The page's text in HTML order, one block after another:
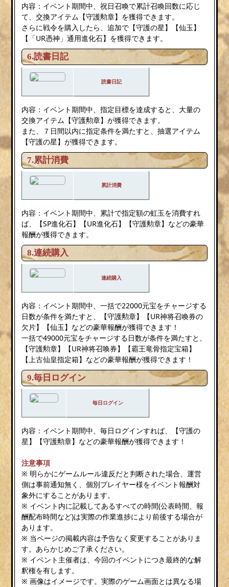
内容：イベント期間中、祝日召喚で累計召喚回数に応じ
て、交換アイテム【守護勲章】を獲得できます。
さらに戦令を購入したら、追加で【守護の星】【仙玉】
【「UR憑神」通用進化石】を獲得できます。
6.読書日記
読書日記
内容：イベント期間中、指定目標を達成すると、大量の
交換アイテム【守護勲章】が獲得できます。
また、７日間以内に指定条件を満たすと、抽選アイテム
【守護の星】が獲得できます。
7.累計消費
累計消費
内容：イベント期間中、累計で指定額の虹玉を消費すれ
ば、【SP進化石】【UR進化石】【守護勲章】などの豪華
報酬が獲得できます。
8.連続購入
連続購入
内容：イベント期間中、一括で22000元宝をチャージする
日数が条件を満たすと、【守護勲章】【UR神将召喚券の
欠片】【仙玉】などの豪華報酬が獲得できます！
一括で49000元宝をチャージする日数が条件を満たすと、
【守護勲章】【UR神将召唤券】【霸王竜骨指定宝箱】
【上古仙皇指定箱】などの豪華報酬が獲得できます！
9.毎日ログイン
毎日ログイン
内容：イベント期間中、毎日ログインすれば、【守護の
星】【守護勲章】などの豪華報酬が獲得できます！
注意事項
※ 明らかにゲームルール違反だと判断された場合、運営
側は事前通知無く、個別プレイヤー様をイベント報酬対
象外にすることがあります。
※ イベント内に記載してあるすべての時間(公表時間、報
酬配布時間など)は実際の作業進捗により前後する場合が
あります。
※ 当ページの掲載内容は予告なく変更することがありま
す。あらかじめご了承ください。
※ イベント主催者は、今回のイベントにつき最終的な解
釈権を有します。
※ 画像はイメージです。実際のゲーム画面とは異なる場